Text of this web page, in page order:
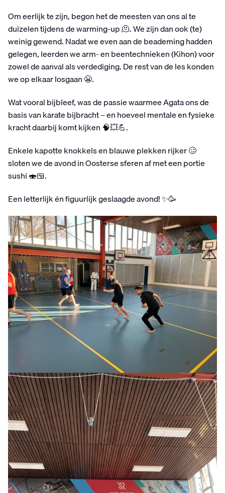
Om eerlijk te zijn, begon het de meesten van ons al te
duizelen tijdens de warming-up 🫠. We zijn dan ook (te)
weinig gewend. Nadat we even aan de beademing hadden
gelegen, leerden we arm- en beentechnieken (Kihon) voor
zowel de aanval als verdediging. De rest van de les konden
we op elkaar losgaan 😬.
Wat vooral bijbleef, was de passie waarmee Agata ons de
basis van karate bijbracht – en hoeveel mentale en fysieke
kracht daarbij komt kijken 🧠💥💪.
Enkele kapotte knokkels en blauwe plekken rijker 🥴
sloten we de avond in Oosterse sferen af met een portie
sushi 🍣🍱.
Een letterlijk én figuurlijk geslaagde avond! ✨🥳